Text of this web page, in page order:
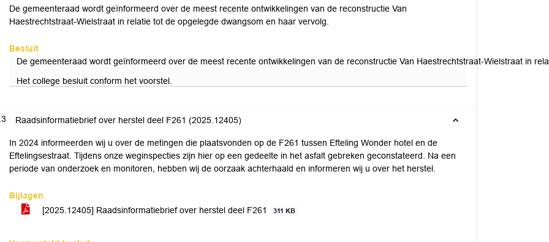
De gemeenteraad wordt geïnformeerd over de meest recente ontwikkelingen van de reconstructie Van
Haestrechtstraat-Wielstraat in relatie tot de opgelegde dwangsom en haar vervolg.
Besluit
De gemeenteraad wordt geïnformeerd over de meest recente ontwikkelingen van de reconstructie Van Haestrechtstraat-Wielstraat in
Het college besluit conform het voorstel.
Raadsinformatiebrief over herstel deel F261 (2025.12405)
In 2024 informeerden wij u over de metingen die plaatsvonden op de F261 tussen Efteling Wonder hotel en de
Eftelingsestraat. Tijdens onze weginspecties zijn hier op een gedeelte in het asfalt gebreken geconstateerd. Na een
periode van onderzoek en monitoren, hebben wij de oorzaak achterhaald en informeren wij u over het herstel.
Bijlagen
[2025.12405] Raadsinformatiebrief over herstel deel F261
311 KB